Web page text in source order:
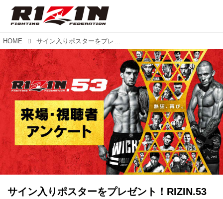
HOME サイン入りポスターをプレゼント！RIZIN.53 来場・視聴者アンケート ご協力のお願い
サイン入りポスターをプレゼント！RIZIN.53